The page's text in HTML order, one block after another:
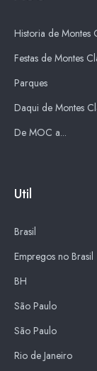
Historia de Montes
Festas de Montes
Parques
Daqui de Montes
De MOC a...
Util
Brasil
Empregos no Brasil
BH
São Paulo
São Paulo
Rio de Janeiro